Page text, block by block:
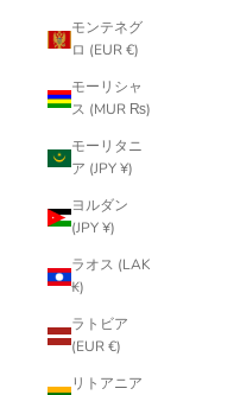
モンテネグ
ロ (EUR €)
モーリシャ
ス (MUR ₨)
モーリタニ
ア (JPY ¥)
ヨルダン
(JPY ¥)
ラオス (LAK
₭)
ラトビア
(EUR €)
リトアニア